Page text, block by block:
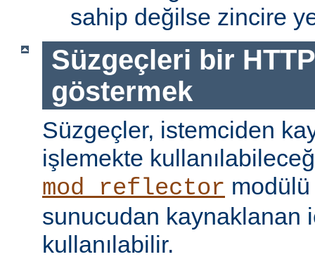
sahip değilse zincire
Süzgeçleri bir
göstermek
Süzgeçler, istemciden
işlemekte
mod_reflector modülü
sunucudan kaynaklanan
kullanılabilir.